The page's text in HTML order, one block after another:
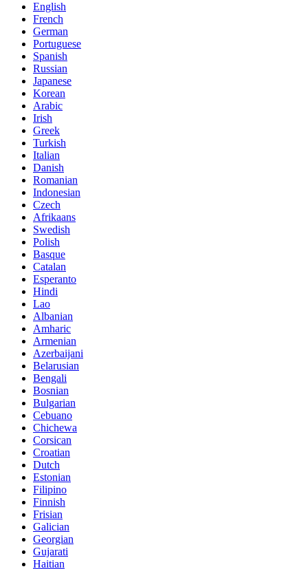
English
French
German
Portuguese
Spanish
Russian
Japanese
Korean
Arabic
Irish
Greek
Turkish
Italian
Danish
Romanian
Indonesian
Czech
Afrikaans
Swedish
Polish
Basque
Catalan
Esperanto
Hindi
Lao
Albanian
Amharic
Armenian
Azerbaijani
Belarusian
Bengali
Bosnian
Bulgarian
Cebuano
Chichewa
Corsican
Croatian
Dutch
Estonian
Filipino
Finnish
Frisian
Galician
Georgian
Gujarati
Haitian